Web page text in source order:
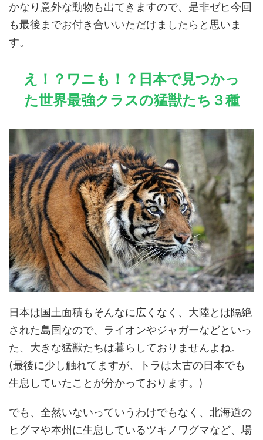
かなり意外な動物も出てきますので、是非ゼヒ今回
も最後までお付き合いいただけましたらと思いま
す。
え！？ワニも！？日本で見つかっ
た世界最強クラスの猛獣たち３種
日本は国土面積もそんなに広くなく、大陸とは隔絶
された島国なので、ライオンやジャガーなどといっ
た、大きな猛獣たちは暮らしておりませんよね。
(最後に少し触れてますが、トラは太古の日本でも
生息していたことが分かっております。)
でも、全然いないっていうわけでもなく、北海道の
ヒグマや本州に生息しているツキノワグマなど、場